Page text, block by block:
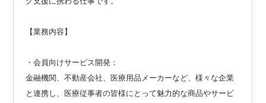
【業務内容】
・会員向けサービス開発：
金融機関、不動産会社、医療用品メーカーなど、様々な企業
と連携し、医療従事者の皆様にとって魅力的な商品やサービ